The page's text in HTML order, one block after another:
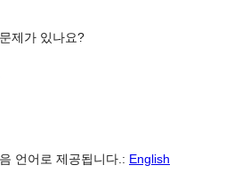
제가 있나요?
언어로 제공됩니다.: English